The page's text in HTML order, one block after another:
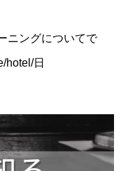
ニングについてで
hotel/日